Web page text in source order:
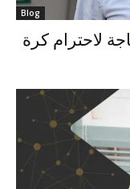
Blog
لاحترام كرة